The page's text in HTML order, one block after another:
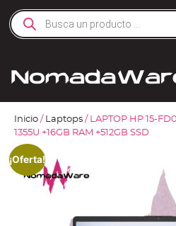
Inicio / Laptops / LAPTOP HP 15-
1355U +16GB RAM +512GB SSD
¡Oferta!